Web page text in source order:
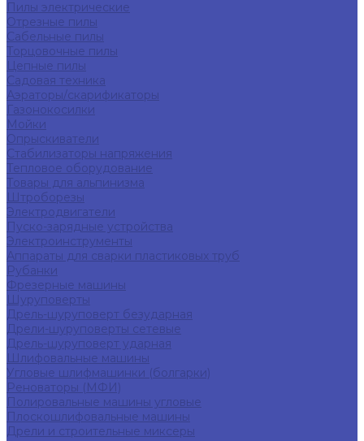
Пилы электрические
Отрезные пилы
Сабельные пилы
Торцовочные пилы
Цепные пилы
Садовая техника
Аэраторы/скарификаторы
Газонокосилки
Мойки
Опрыскиватели
Стабилизаторы напряжения
Тепловое оборудование
Товары для альпинизма
Штроборезы
Электродвигатели
Пуско-зарядные устройства
Электроинструменты
Аппараты для сварки пластиковых труб
Рубанки
Фрезерные машины
Шуруповерты
Дрель-шуруповерт безударная
Дрели-шуруповерты сетевые
Дрель-шуруповерт ударная
Шлифовальные машины
Угловые шлифмашинки (болгарки)
Реноваторы (МФИ)
Полировальные машины угловые
Плоскошлифовальные машины
Дрели и строительные миксеры